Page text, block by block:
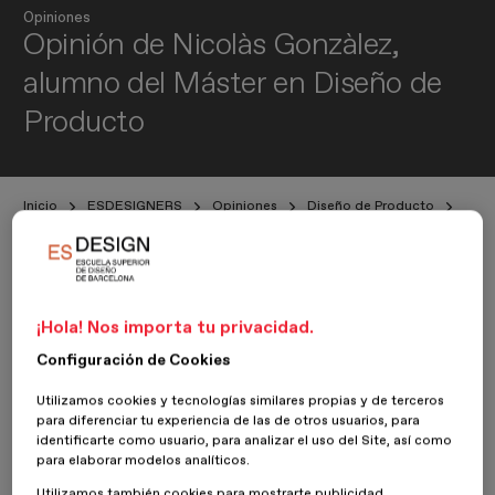
Opiniones
Opinión de Nicolàs Gonzàlez,
alumno del Máster en Diseño de
Producto
Inicio ESDESIGNERS Opiniones
Diseño de Producto
23 Febrero 2018Nicolàs Gonzàlez
Gonzàlez,nos da su opinión sobre su experiencia enESDESIGN
¿Por qué te decidiste por cursar un máster en ESDESIGN?
¡Hola! Nos importa tu privacidad.
Configuración de Cookies
Utilizamos cookies y tecnologías similares propias y de terceros
para diferenciar tu experiencia de las de otros usuarios, para
identificarte como usuario, para analizar el uso del Site, así como
para elaborar modelos analíticos.